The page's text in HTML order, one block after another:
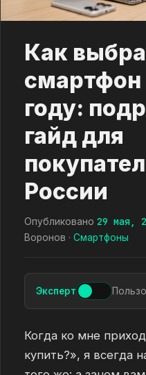
Как
смартфон
году:
гайд для
России
Опубликовано 29 мая,
Воронов · Смартфоны
Эксперт
Когда ко мне
купить?», я всегда